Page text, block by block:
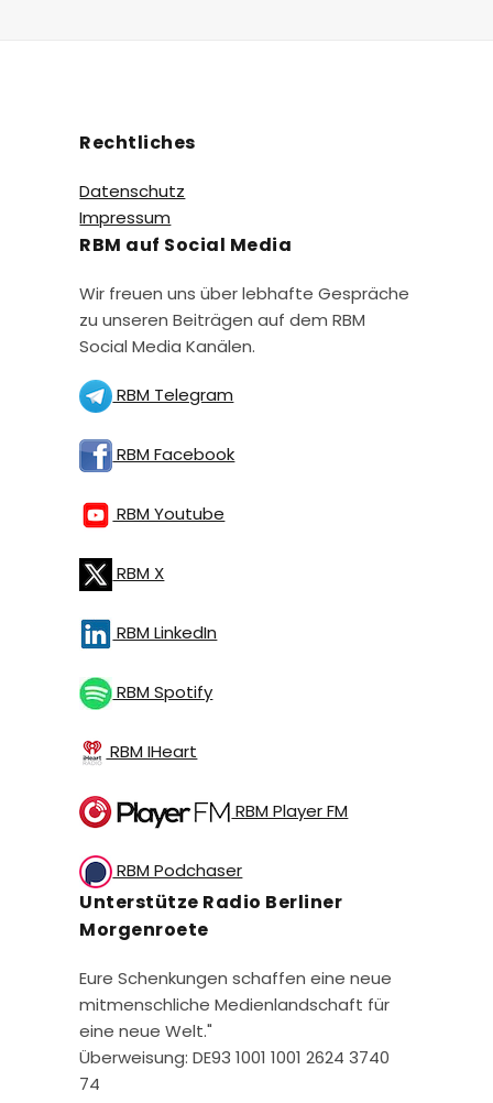
Rechtliches
Datenschutz
Impressum
RBM auf Social Media
Wir freuen uns über lebhafte Gespräche
zu unseren Beiträgen auf dem RBM
Social Media Kanälen.
RBM Telegram
RBM Facebook
RBM Youtube
RBM X
RBM LinkedIn
RBM Spotify
RBM IHeart
RBM Player FM
RBM Podchaser
Unterstütze Radio Berliner
Morgenroete
Eure Schenkungen schaffen eine neue
mitmenschliche Medienlandschaft für
eine neue Welt."
Überweisung: DE93 1001 1001 2624 3740
74